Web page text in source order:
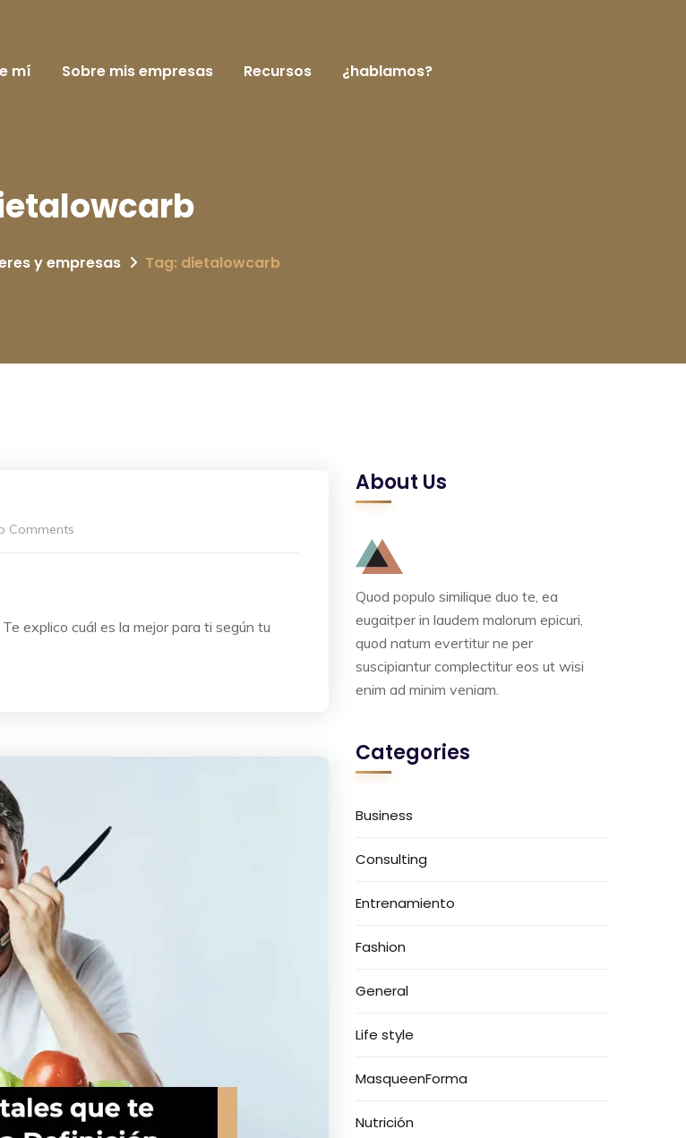
mí Sobre mis empresas Recursos ¿hablamos?
y empresas Tag: dietalowcarb
Comments
explico cuál es la mejor para ti según tu
About Us
Quod populo similique duo te, ea
eugaitper in laudem malorum epicuri,
quod natum evertitur ne per
suscipiantur complectitur eos ut wisi
enim ad minim veniam.
Categories
Business
Consulting
Entrenamiento
Fashion
General
Life style
MasqueenForma
Nutrición